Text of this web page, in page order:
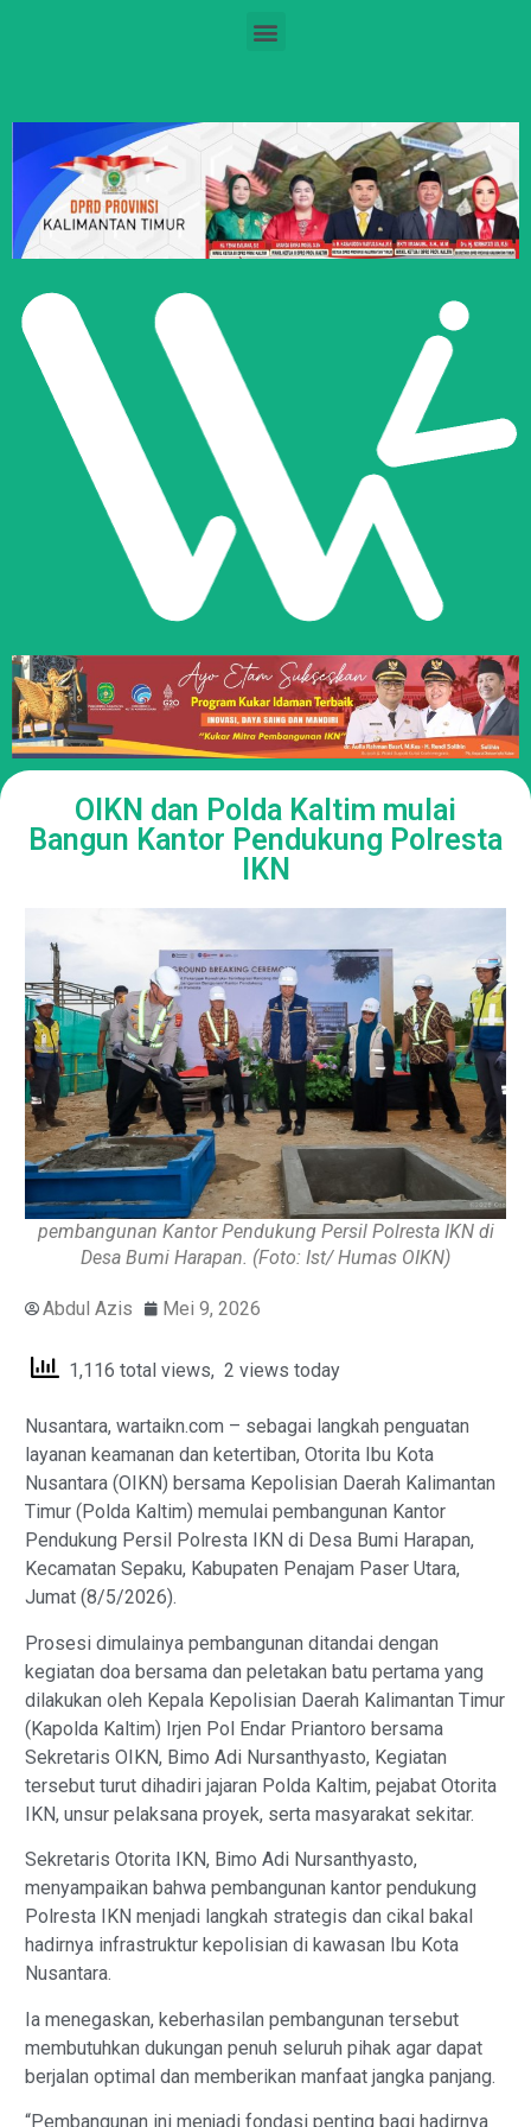
OIKN dan Polda Kaltim mulai
Bangun Kantor Pendukung Polresta
IKN
pembangunan Kantor Pendukung Persil Polresta IKN di
Desa Bumi Harapan. (Foto: Ist/ Humas OIKN)
Abdul Azis Mei 9, 2026
1,116 total views, 2 views today
Nusantara, wartaikn.com – sebagai langkah penguatan
layanan keamanan dan ketertiban, Otorita Ibu Kota
Nusantara (OIKN) bersama Kepolisian Daerah Kalimantan
Timur (Polda Kaltim) memulai pembangunan Kantor
Pendukung Persil Polresta IKN di Desa Bumi Harapan,
Kecamatan Sepaku, Kabupaten Penajam Paser Utara,
Jumat (8/5/2026).
Prosesi dimulainya pembangunan ditandai dengan
kegiatan doa bersama dan peletakan batu pertama yang
dilakukan oleh Kepala Kepolisian Daerah Kalimantan Timur
(Kapolda Kaltim) Irjen Pol Endar Priantoro bersama
Sekretaris OIKN, Bimo Adi Nursanthyasto, Kegiatan
tersebut turut dihadiri jajaran Polda Kaltim, pejabat Otorita
IKN, unsur pelaksana proyek, serta masyarakat sekitar.
Sekretaris Otorita IKN, Bimo Adi Nursanthyasto,
menyampaikan bahwa pembangunan kantor pendukung
Polresta IKN menjadi langkah strategis dan cikal bakal
hadirnya infrastruktur kepolisian di kawasan Ibu Kota
Nusantara.
Ia menegaskan, keberhasilan pembangunan tersebut
membutuhkan dukungan penuh seluruh pihak agar dapat
berjalan optimal dan memberikan manfaat jangka panjang.
“Pembangunan ini menjadi fondasi penting bagi hadirnya